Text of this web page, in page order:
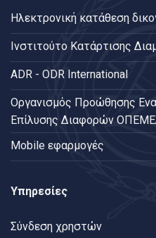
Ηλεκτρονική κατάθεση
Ινστιτούτο Κατάρτισης
ADR - ODR International
Oργανισμός Προώθησης
Επίλυσης Διαφορών
Mobile εφαρμογές
Υπηρεσίες
Σύνδεση χρηστών